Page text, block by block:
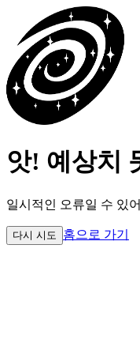
앗! 예상치
일시적인 오류일 수 있
다시 시도 홈으로 가기